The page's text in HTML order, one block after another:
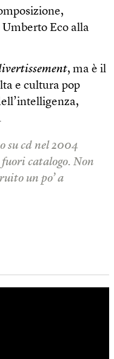
Eco alla
, ma è il
e cultura pop
su cd nel 2004
fuori catalogo. Non
un po’ a